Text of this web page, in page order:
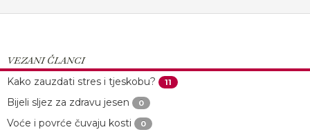
VEZANI ČLANCI
Kako zauzdati stres i tjeskobu?
11
Bijeli sljez za zdravu jesen 0
Voće i povrće čuvaju kosti 0